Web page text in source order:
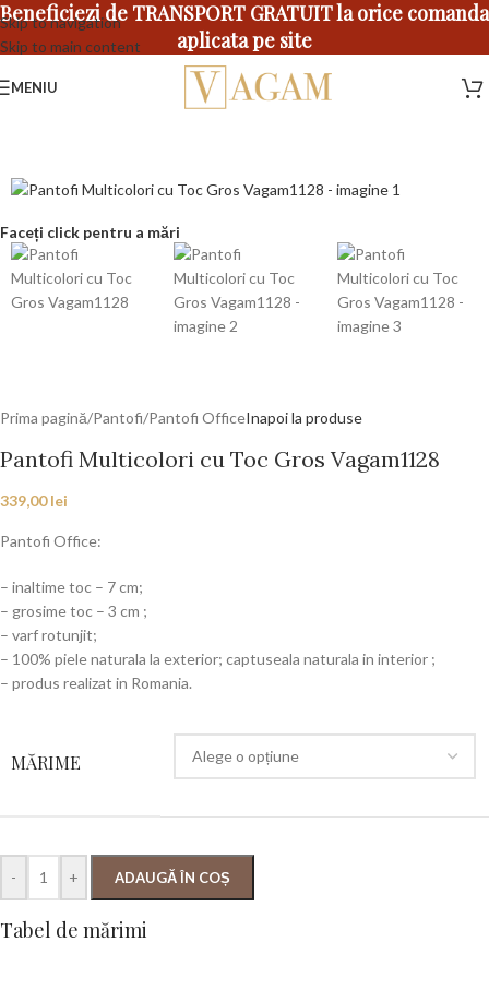
Skip to navigation
Skip to main content
Beneficiezi de TRANSPORT GRATUIT la orice comanda
aplicata pe site
MENIU
Faceți click pentru a mări
Prima pagină/Pantofi/Pantofi OfficeInapoi la produse
Pantofi Multicolori cu Toc Gros Vagam1128
339,00lei
Pantofi Office:
– inaltime toc – 7 cm;
– grosime toc – 3 cm ;
– varf rotunjit;
– 100% piele naturala la exterior; captuseala naturala in interior ;
– produs realizat in Romania.
MĂRIME
- + ADAUGĂ ÎN COȘ
Tabel de mărimi